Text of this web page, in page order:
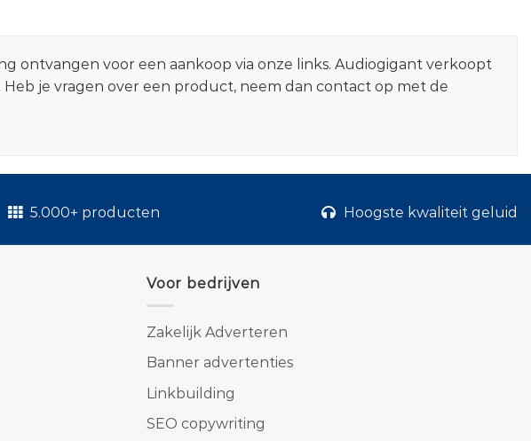
ontvangen voor een aankoop via onze links. Audiogigant verkoopt
je vragen over een product, neem dan contact op met de
5.000+ producten Hoogste kwaliteit geluid
Voor bedrijven
Zakelijk Adverteren
Banner advertenties
Linkbuilding
SEO copywriting